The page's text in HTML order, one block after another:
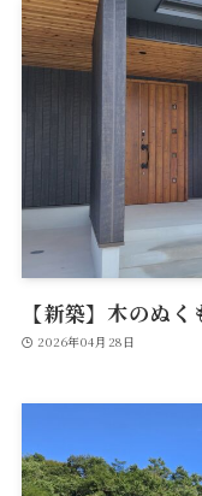
【新築】木のぬ
2026年04月28日